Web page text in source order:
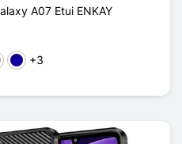
A07 Etui ENKAY
Donkerblauw
+3